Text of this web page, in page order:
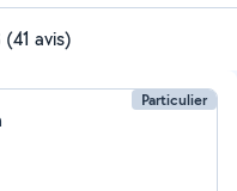
(41 avis)
Particulier